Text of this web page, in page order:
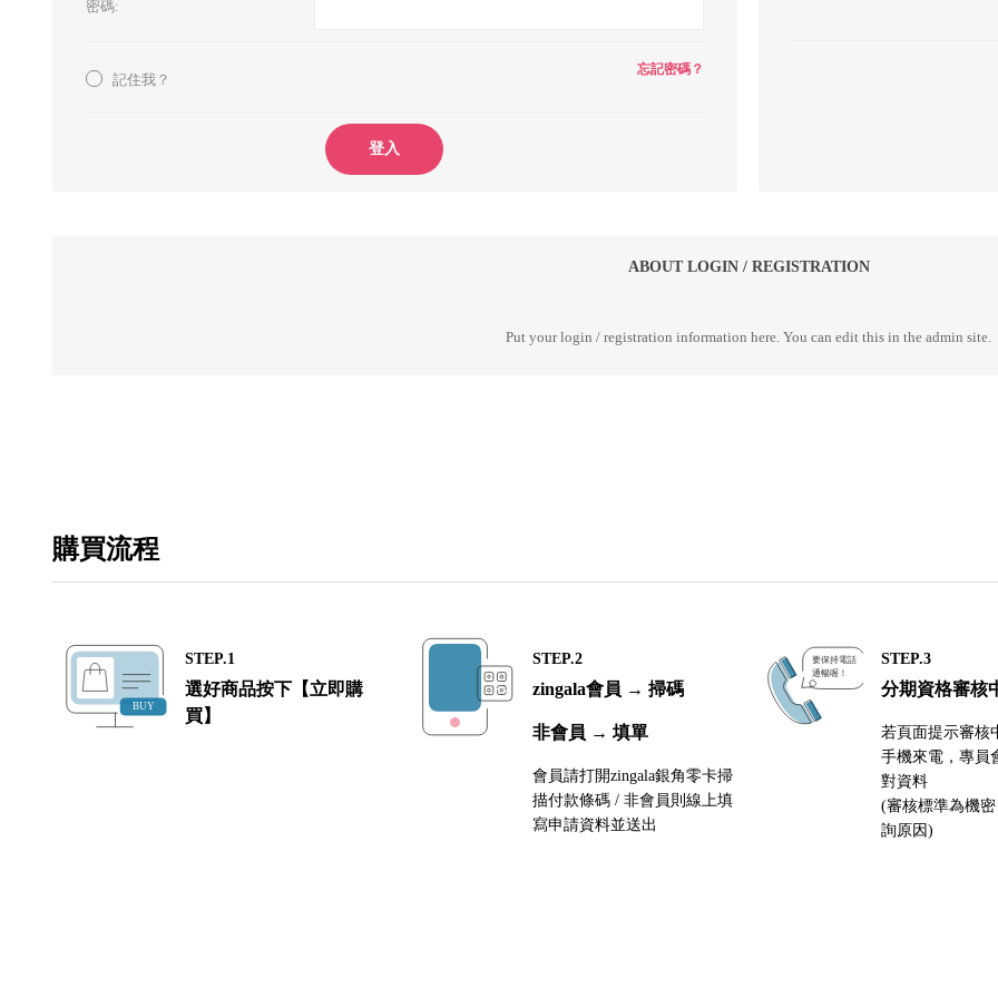
密碼:
記住我？
忘記密碼？
登入
ABOUT LOGIN / REGISTRATION
Put your login / registration information here. You can edit this in the admin site.
購買流程
STEP.1
選好商品按下【立即購
買】
STEP.2
zingala會員 → 掃碼
非會員 → 填單
會員請打開zingala銀角零卡掃
描付款條碼 / 非會員則線上填
寫申請資料並送出
STEP.3
分期資格審核
若頁面提示審核
手機來電，專員
對資料
(審核標準為機
詢原因)